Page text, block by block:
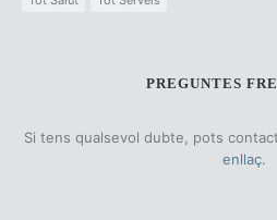
PREGUNTES
Si tens qualsevol dubte, pots
enllaç.